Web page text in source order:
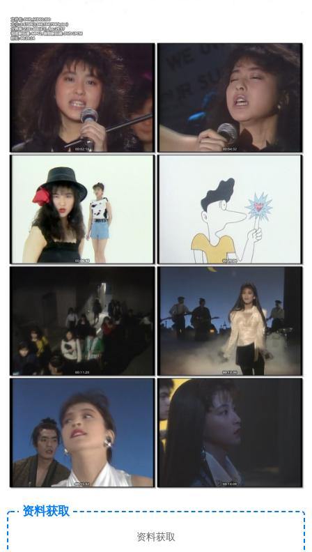
资料获取
资料获取